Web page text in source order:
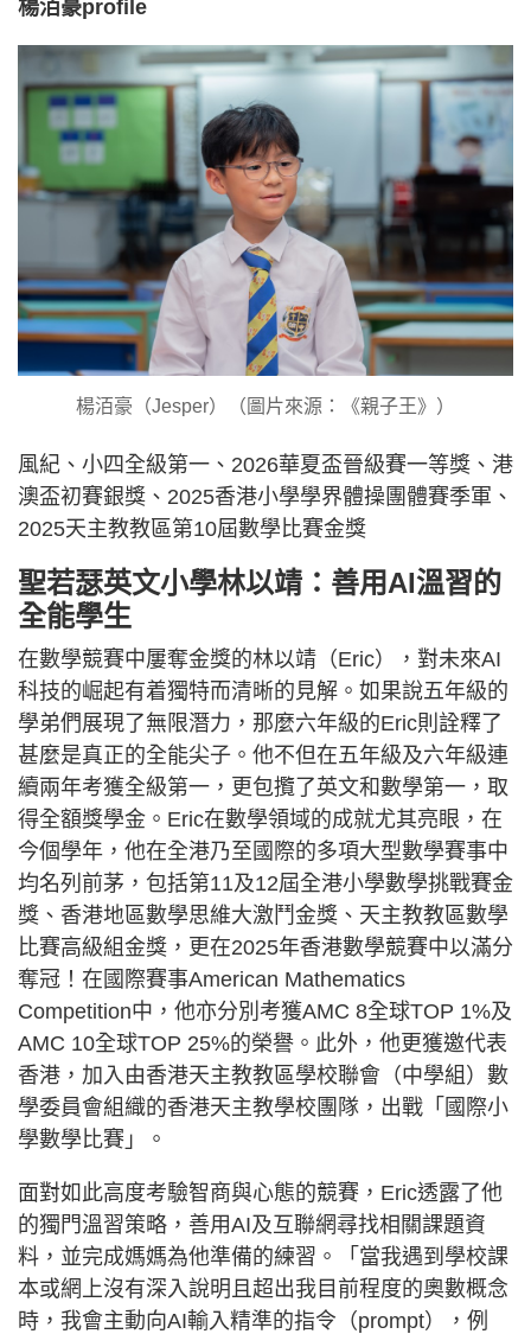
楊洦豪profile
楊洦豪（Jesper）（圖片來源：《親子王》）
風紀、小四全級第一、2026華夏盃晉級賽一等獎、港
澳盃初賽銀獎、2025香港小學學界體操團體賽季軍、
2025天主教教區第10屆數學比賽金獎
聖若瑟英文小學林以靖：善用AI溫習的
全能學生
在數學競賽中屢奪金獎的林以靖（Eric），對未來AI
科技的崛起有着獨特而清晰的見解。如果說五年級的
學弟們展現了無限潛力，那麼六年級的Eric則詮釋了
甚麼是真正的全能尖子。他不但在五年級及六年級連
續兩年考獲全級第一，更包攬了英文和數學第一，取
得全額獎學金。Eric在數學領域的成就尤其亮眼，在
今個學年，他在全港乃至國際的多項大型數學賽事中
均名列前茅，包括第11及12屆全港小學數學挑戰賽金
獎、香港地區數學思維大激鬥金獎、天主教教區數學
比賽高級組金獎，更在2025年香港數學競賽中以滿分
奪冠！在國際賽事American Mathematics
Competition中，他亦分別考獲AMC 8全球TOP 1%及
AMC 10全球TOP 25%的榮譽。此外，他更獲邀代表
香港，加入由香港天主教教區學校聯會（中學組）數
學委員會組織的香港天主教學校團隊，出戰「國際小
學數學比賽」。
面對如此高度考驗智商與心態的競賽，Eric透露了他
的獨門溫習策略，善用AI及互聯網尋找相關課題資
料，並完成媽媽為他準備的練習。「當我遇到學校課
本或網上沒有深入說明且超出我目前程度的奧數概念
時，我會主動向AI輸入精準的指令（prompt），例